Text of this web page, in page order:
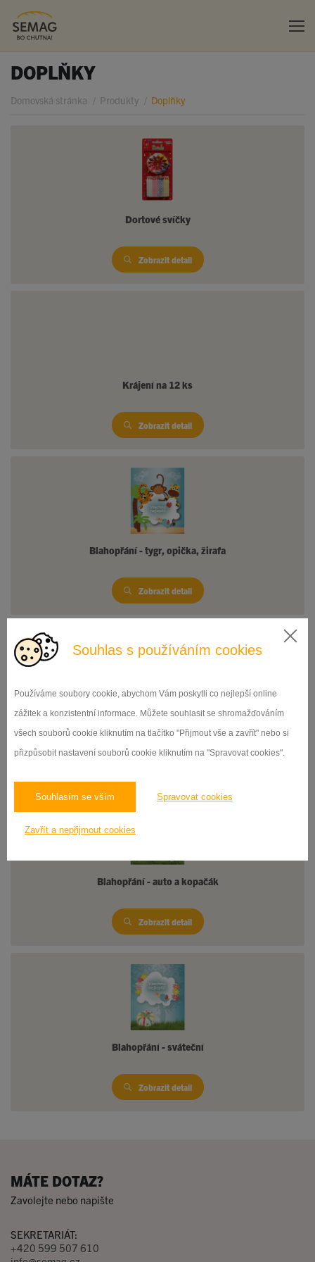
Souhlas s používáním cookies
Používáme soubory cookie, abychom Vám poskytli co nejlepší online
zážitek a konzistentní informace. Můžete souhlasit se shromažďováním
všech souborů cookie kliknutím na tlačítko "Přijmout vše a zavřít" nebo si
přizpůsobit nastavení souborů cookie kliknutím na "Spravovat cookies".
Souhlasím se vším Spravovat cookies
Zavřít a nepřijmout cookies
DOPLŇKY
Domovská stránka Produkty Doplňky
Dortové svíčky
Zobrazit detail
Krájení na 12 ks
Zobrazit detail
Blahopřání - tygr, opička, žirafa
Zobrazit detail
Blahopřání - smajlíci a srdíčko
Zobrazit detail
Blahopřání - auto a kopačák
Zobrazit detail
Blahopřání - sváteční
Zobrazit detail
MÁTE DOTAZ?
Zavolejte nebo napište
SEKRETARIÁT:
+420 599 507 610